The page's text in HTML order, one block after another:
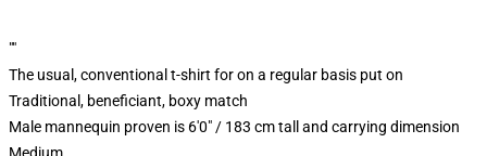
""
The usual, conventional t-shirt for on a regular basis put on
Traditional, beneficiant, boxy match
Male mannequin proven is 6'0" / 183 cm tall and carrying dimension